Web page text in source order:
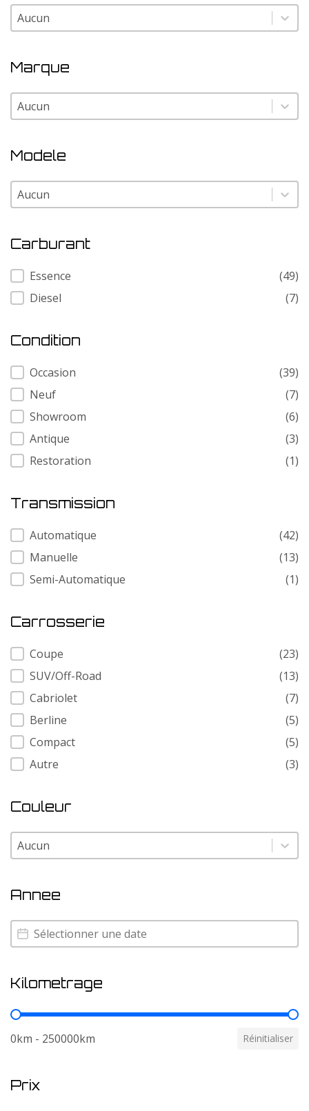
Pays
Pays
Marque
Marque
Marque
Modele
Modele
Modele
Carburant
Carburant
Essence
(49)
Diesel
(7)
Condition
Condition
Occasion
(39)
Neuf
(7)
Showroom
(6)
Antique
(3)
Restoration
(1)
Transmission
Transmission
Automatique
(42)
Manuelle
(13)
Semi-Automatique
(1)
Carrosserie
Carrosserie
Coupe
(23)
SUV/Off-Road
(13)
Cabriolet
(7)
Berline
(5)
Compact
(5)
Autre
(3)
Couleur
Couleur
Couleur
Annee
Annee
Annee
Kilometrage
Kilometrage
0km - 250000km Réinitialiser
Prix